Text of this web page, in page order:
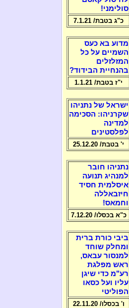
סולימני!
כ"ג בטבת/ 7.1.21
מדוע בא כעס
השמיים על כל
המזלזלים
בהנחיית הבידוד?
י"ז בטבת/ 1.1.21
ישראל של נתניהו
שקרניהו: הסכימה
למדינה
לפלסטינים
י' בטבת/ 25.12.20
נתניהו חובר
למנהיג תנועה
איסלמית חסיד
חיזבאללה
וחמאס!
כ"א בכסלו/ 7.12.20
ביבי כורת ברית
ומחלק שוחד
למנסור עבאס,
ראש מפלגת
רע"מ כדי שיגן
עליו ועל כסאו
הפוליטי
ו' בכסלו/ 22.11.20